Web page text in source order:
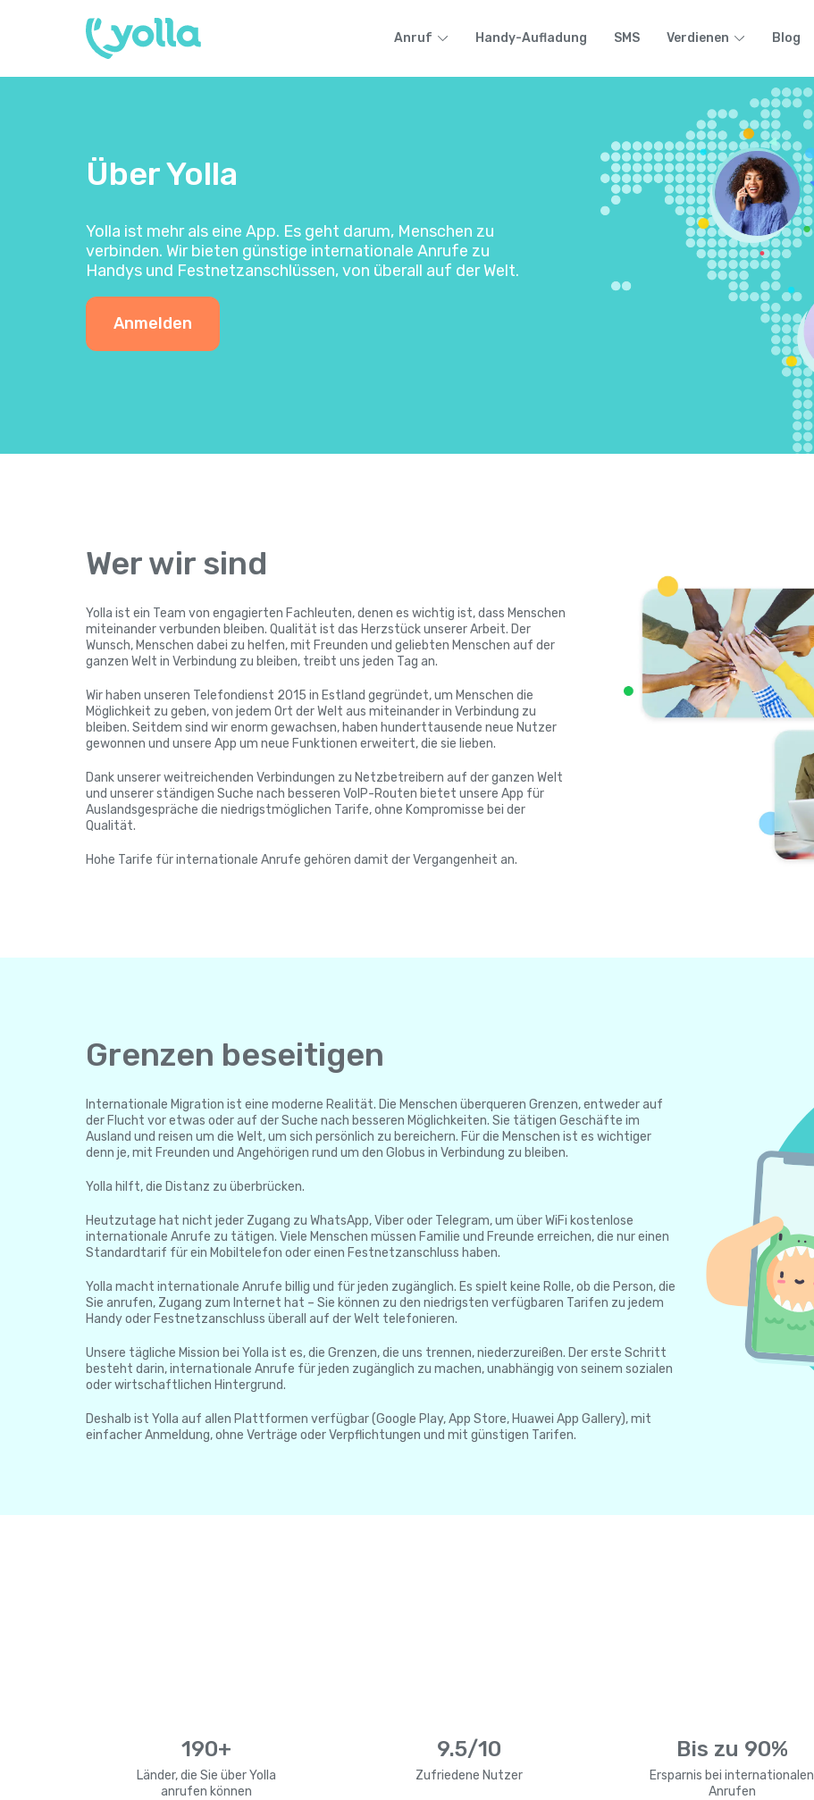
Anruf Handy-Aufladung SMS Verdienen Blog
Über Yolla
Yolla ist mehr als eine App. Es geht darum, Menschen zu
verbinden. Wir bieten günstige internationale Anrufe zu
Handys und Festnetzanschlüssen, von überall auf der Welt.
Anmelden
Wer wir sind
Yolla ist ein Team von engagierten Fachleuten, denen es wichtig ist, dass Menschen
miteinander verbunden bleiben. Qualität ist das Herzstück unserer Arbeit. Der
Wunsch, Menschen dabei zu helfen, mit Freunden und geliebten Menschen auf der
ganzen Welt in Verbindung zu bleiben, treibt uns jeden Tag an.
Wir haben unseren Telefondienst 2015 in Estland gegründet, um Menschen die
Möglichkeit zu geben, von jedem Ort der Welt aus miteinander in Verbindung zu
bleiben. Seitdem sind wir enorm gewachsen, haben hunderttausende neue Nutzer
gewonnen und unsere App um neue Funktionen erweitert, die sie lieben.
Dank unserer weitreichenden Verbindungen zu Netzbetreibern auf der ganzen Welt
und unserer ständigen Suche nach besseren VoIP-Routen bietet unsere App für
Auslandsgespräche die niedrigstmöglichen Tarife, ohne Kompromisse bei der
Qualität.
Hohe Tarife für internationale Anrufe gehören damit der Vergangenheit an.
Grenzen beseitigen
Internationale Migration ist eine moderne Realität. Die Menschen überqueren Grenzen, entweder auf
der Flucht vor etwas oder auf der Suche nach besseren Möglichkeiten. Sie tätigen Geschäfte im
Ausland und reisen um die Welt, um sich persönlich zu bereichern. Für die Menschen ist es wichtiger
denn je, mit Freunden und Angehörigen rund um den Globus in Verbindung zu bleiben.
Yolla hilft, die Distanz zu überbrücken.
Heutzutage hat nicht jeder Zugang zu WhatsApp, Viber oder Telegram, um über WiFi kostenlose
internationale Anrufe zu tätigen. Viele Menschen müssen Familie und Freunde erreichen, die nur einen
Standardtarif für ein Mobiltelefon oder einen Festnetzanschluss haben.
Yolla macht internationale Anrufe billig und für jeden zugänglich. Es spielt keine Rolle, ob die Person, die
Sie anrufen, Zugang zum Internet hat – Sie können zu den niedrigsten verfügbaren Tarifen zu jedem
Handy oder Festnetzanschluss überall auf der Welt telefonieren.
Unsere tägliche Mission bei Yolla ist es, die Grenzen, die uns trennen, niederzureißen. Der erste Schritt
besteht darin, internationale Anrufe für jeden zugänglich zu machen, unabhängig von seinem sozialen
oder wirtschaftlichen Hintergrund.
Deshalb ist Yolla auf allen Plattformen verfügbar (Google Play, App Store, Huawei App Gallery), mit
einfacher Anmeldung, ohne Verträge oder Verpflichtungen und mit günstigen Tarifen.
190+
Länder, die Sie über Yolla
anrufen können
9.5/10
Zufriedene Nutzer
Bis zu 90%
Ersparnis bei internationalen
Anrufen